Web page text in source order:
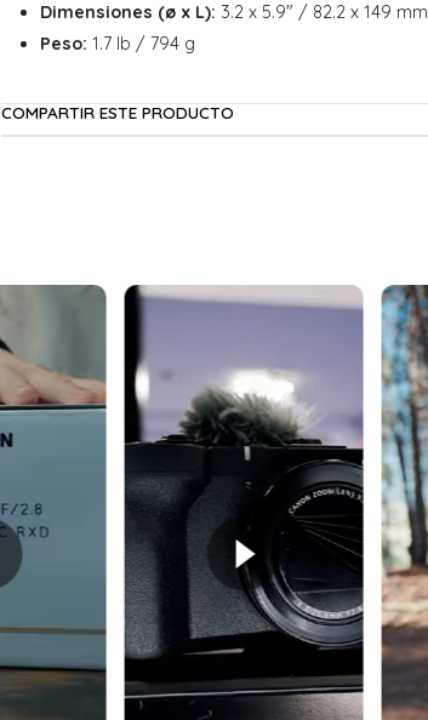
Dimensiones (ø x L): 3.2 x 5.9" / 82.2 x 149 mm
Peso: 1.7 lb / 794 g
COMPARTIR ESTE PRODUCTO